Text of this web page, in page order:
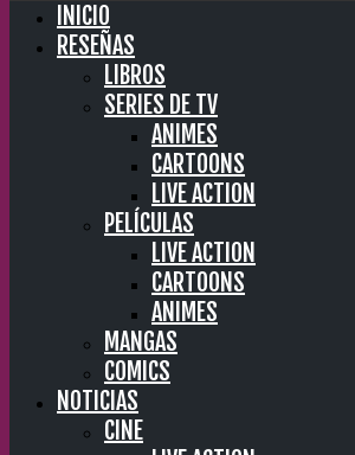
INICIO
RESEÑAS
LIBROS
SERIES DE TV
ANIMES
CARTOONS
LIVE ACTION
PELÍCULAS
LIVE ACTION
CARTOONS
ANIMES
MANGAS
COMICS
NOTICIAS
CINE